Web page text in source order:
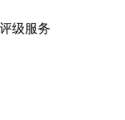
级服务